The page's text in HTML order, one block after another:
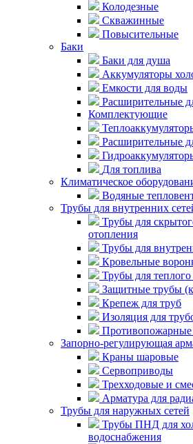
Колодезные
Скважинные
Повысительные
Баки
Баки для душа
Аккумуляторы
Емкости для воды
Расширительные
Комплектующие
Расширительные
Для топлива
Климатическое
Водяные
Трубы для внутренних
Трубы для
отопления
Трубы для
Кровельные
Трубы для теплого
Защитные трубы
Крепеж для труб
Изоляция для
Запорно-регулирующая
Краны шаровые
Сервоприводы
Трехходовые и
Арматура для
Трубы для наружных сетей
Трубы ПНД для
водоснабжения